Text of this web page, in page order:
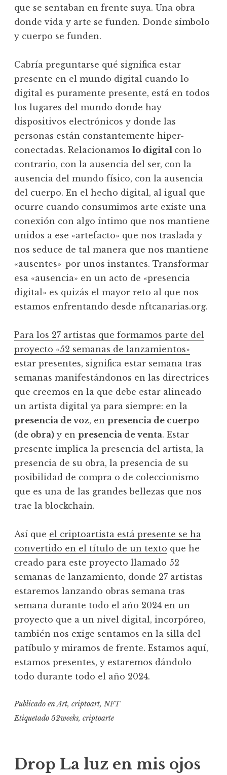
que se sentaban en frente suya. Una obra
donde vida y arte se funden. Donde símbolo
y cuerpo se funden.
Cabría preguntarse qué significa estar
presente en el mundo digital cuando lo
digital es puramente presente, está en todos
los lugares del mundo donde hay
dispositivos electrónicos y donde las
personas están constantemente hiper-
conectadas. Relacionamos lo digital con lo
contrario, con la ausencia del ser, con la
ausencia del mundo físico, con la ausencia
del cuerpo. En el hecho digital, al igual que
ocurre cuando consumimos arte existe una
conexión con algo íntimo que nos mantiene
unidos a ese «artefacto» que nos traslada y
nos seduce de tal manera que nos mantiene
«ausentes» por unos instantes. Transformar
esa «ausencia» en un acto de «presencia
digital» es quizás el mayor reto al que nos
estamos enfrentando desde nftcanarias.org.
Para los 27 artistas que formamos parte del
proyecto «52 semanas de lanzamientos»
estar presentes, significa estar semana tras
semanas manifestándonos en las directrices
que creemos en la que debe estar alineado
un artista digital ya para siempre: en la
presencia de voz, en presencia de cuerpo
(de obra) y en presencia de venta. Estar
presente implica la presencia del artista, la
presencia de su obra, la presencia de su
posibilidad de compra o de coleccionismo
que es una de las grandes bellezas que nos
trae la blockchain.
Así que el criptoartista está presente se ha
convertido en el título de un texto que he
creado para este proyecto llamado 52
semanas de lanzamiento, donde 27 artistas
estaremos lanzando obras semana tras
semana durante todo el año 2024 en un
proyecto que a un nivel digital, incorpóreo,
también nos exige sentamos en la silla del
patíbulo y miramos de frente. Estamos aquí,
estamos presentes, y estaremos dándolo
todo durante todo el año 2024.
Publicado enArt, criptoart, NFT
Etiquetado 52weeks, criptoarte
Drop La luz en mis ojos